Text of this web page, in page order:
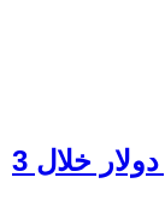
«الأوديسا» لنولان يتخطى مليار دولار خلال 3